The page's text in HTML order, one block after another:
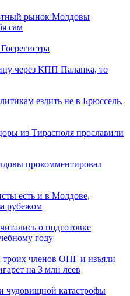
рынок Молдовы
сам
через КПП Паланка, то
ездить не в Брюссель,
из Тирасполя прославили
прокомментировал
есть и в Молдове,
рубежом
о подготовке
году
членов ОПГ и изъяли
на 3 млн леев
чудовищной катастрофы